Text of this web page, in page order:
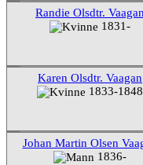
Randie Olsdtr. Vaagan
1831-
Karen Olsdtr. Vaagan
1833-1848
Johan Martin Olsen
1836-